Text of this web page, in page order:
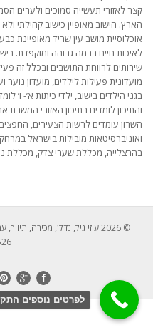
קצר לאזורי תעשייה סמוכים ולערים
הארץ. הישוב מאופיין כישוב קהילתי
אוכלוסיית מושב עין שריד מאופיינת
לאיכות חיים ברמה גבוהה ומוקפדת.
שירותים לרווחת התושבים ובכלל זה
מועדונית פעילות לילדים, מועדון
בגני הילדים בישוב, ילדי כיתות א’- ו’
והתיכון לומדים בתיכון האזורי
השרון עומדים לרשות הצעירים,
ואוניברסיטאות מובילות בישראל
בהרצלייה, מכללת שערי צדק, מכללת
לפרטים נוספים